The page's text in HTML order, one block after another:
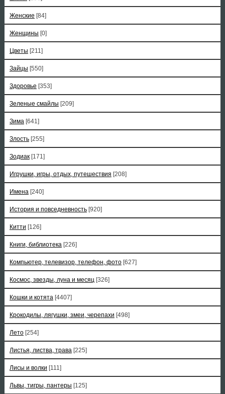
Женские [84]
Женщины [0]
Цветы [211]
Зайцы [550]
Здоровье [353]
Зеленые смайлы [209]
Зима [641]
Злость [255]
Зодиак [171]
Игрушки, игры, отдых, путешествия [208]
Имена [240]
История и повседневность [920]
Китти [126]
Книги, библиотека [226]
Компьютер, телевизор, телефон, фото [627]
Космос, звезды, луна и месяц [326]
Кошки и котята [4407]
Крокодилы, лягушки, змеи, черепахи [498]
Лето [254]
Листья, листва, трава [225]
Лисы и волки [111]
Львы, тигры, пантеры [125]